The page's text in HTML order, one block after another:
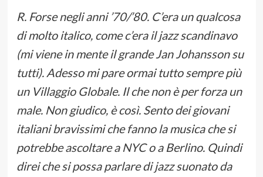
R. Forse negli anni ’70/’80. C’era un qualcosa
di molto italico, come c’era il jazz scandinavo
(mi viene in mente il grande Jan Johansson su
tutti). Adesso mi pare ormai tutto sempre più
un Villaggio Globale. Il che non è per forza un
male. Non giudico, è così. Sento dei giovani
italiani bravissimi che fanno la musica che si
potrebbe ascoltare a NYC o a Berlino. Quindi
direi che si possa parlare di jazz suonato da